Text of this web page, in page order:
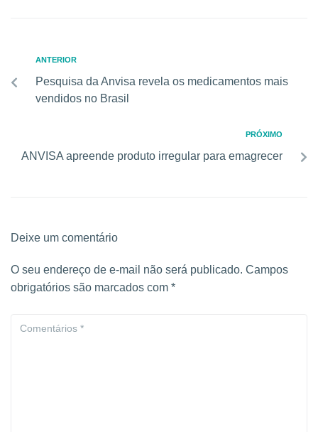
ANTERIOR
Pesquisa da Anvisa revela os medicamentos mais
vendidos no Brasil
PRÓXIMO
ANVISA apreende produto irregular para emagrecer
Deixe um comentário
O seu endereço de e-mail não será publicado. Campos
obrigatórios são marcados com *